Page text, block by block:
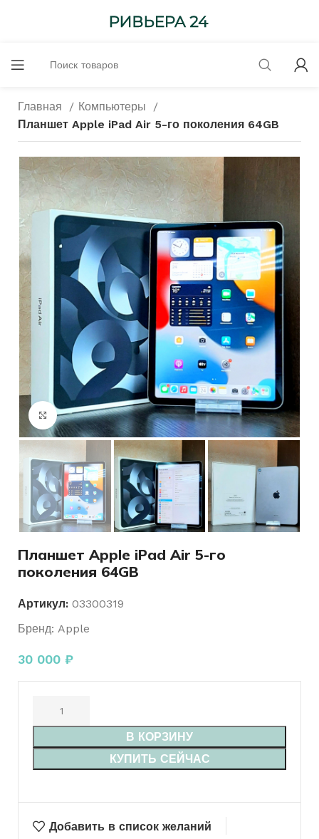
Главная
Компьютеры
Планшет Apple iPad Air 5-го поколения 64GB
Нажмите, чтобы увеличить
Планшет Apple iPad Air 5-го
поколения 64GB
Артикул: 03300319
Бренд: Apple
30 000 ₽
В КОРЗИНУ
КУПИТЬ СЕЙЧАС
Добавить в список желаний